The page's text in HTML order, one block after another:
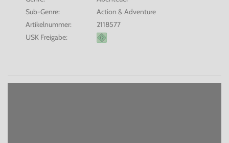
Sub-Genre:
Action & Adventure
Artikelnummer:
2118577
USK Freigabe: